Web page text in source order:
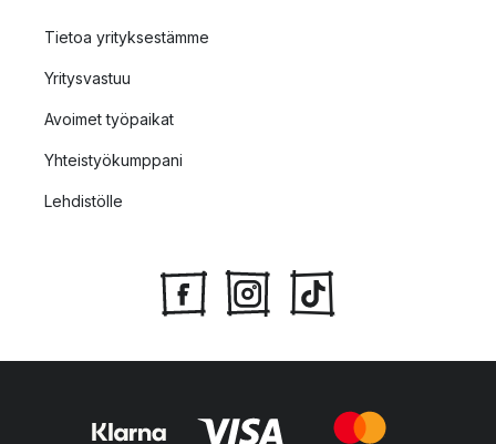
Tietoa yrityksestämme
Yritysvastuu
Avoimet työpaikat
Yhteistyökumppani
Lehdistölle